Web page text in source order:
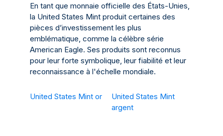
En tant que monnaie officielle des États-Unies,
la United States Mint produit certaines des
pièces d’investissement les plus
emblématique, comme la célèbre série
American Eagle. Ses produits sont reconnus
pour leur forte symbolique, leur fiabilité et leur
reconnaissance à l'échelle mondiale.
United States Mint or
United States Mint
argent